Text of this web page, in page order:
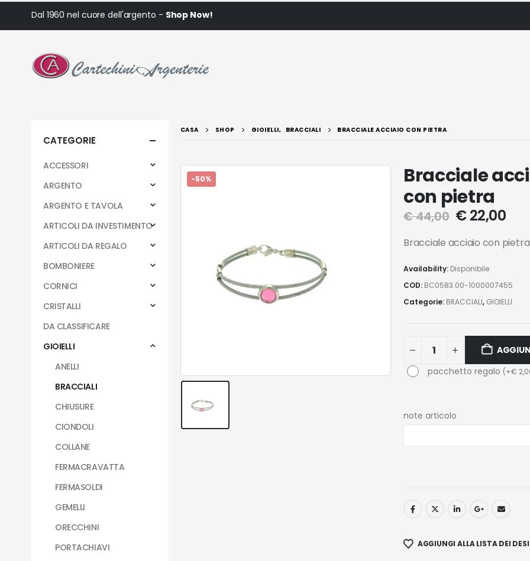
Dal 1960 nel cuore dell'argento - Shop Now!
CASA SHOP GIOIELLI, BRACCIALI BRACCIALE ACCIAIO CON PIETRA
-50%
Bracciale
con pietra
€44,00 €22,00
Bracciale acciaio con pietra
Availability: Disponibile
COD: BC0583.00-1000007455
Categorie: BRACCIALI, GIOIELLI
pacchetto regalo (+€
note articolo
AGGIUNGI ALLA LISTA DEI
CATEGORIE
ACCESSORI
ARGENTO
ARGENTO E TAVOLA
ARTICOLI DA INVESTIMENTO
ARTICOLI DA REGALO
BOMBONIERE
CORNICI
CRISTALLI
DA CLASSIFICARE
GIOIELLI
ANELLI
BRACCIALI
CHIUSURE
CIONDOLI
COLLANE
FERMACRAVATTA
FERMASOLDI
GEMELLI
ORECCHINI
PORTACHIAVI